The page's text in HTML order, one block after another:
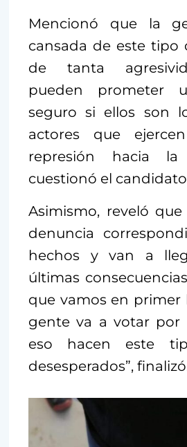
Mencionó que la
cansada de este tipo
de tanta
pueden prometer
seguro si ellos son
actores que
represión hacia la
cuestionó el
Asimismo, reveló
denuncia
hechos y van a
últimas
que vamos en primer
gente va a votar por
eso hacen este
desesperados”,